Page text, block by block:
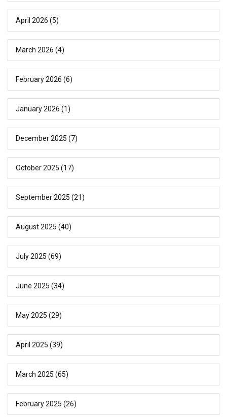
April 2026 (5)
March 2026 (4)
February 2026 (6)
January 2026 (1)
December 2025 (7)
October 2025 (17)
September 2025 (21)
August 2025 (40)
July 2025 (69)
June 2025 (34)
May 2025 (29)
April 2025 (39)
March 2025 (65)
February 2025 (26)